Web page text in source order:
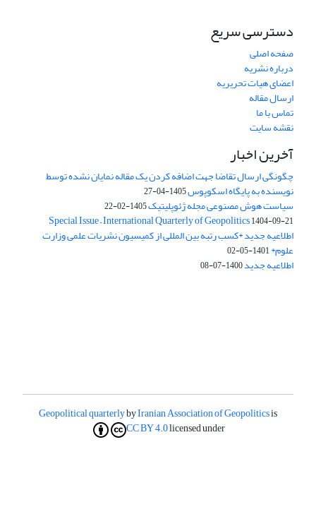
دسترسی سریع
صفحه اصلی
درباره نشریه
اعضای هیات تحریریه
ارسال مقاله
تماس با ما
نقشه سایت
آخرین اخبار
چگونگی ارسال تقاضا جهت اضافه کردن یک مقاله نمایان نشده توسط
نویسنده به پایگاه اسکوپوس1405-04-27
سیاست هوش مصنوعی مجله ژئوپلیتیک1405-02-22
Special Issue – International Quarterly of Geopolitics1404-09-21
اطلاعیه جدید *کسب رتبه بین المللی از کمیسیون نشریات علمی وزارت
علوم*1401-05-02
اطلاعیه جدید1400-07-08
Geopolitical quarterlybyIranian Association of Geopoliticsis
licensed under
CC BY 4.0